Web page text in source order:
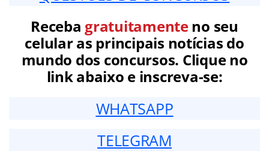
Receba gratuitamenteno seu
celular as principais notícias do
mundo dos concursos. Clique no
link abaixo e inscreva-se:
WHATSAPP
TELEGRAM